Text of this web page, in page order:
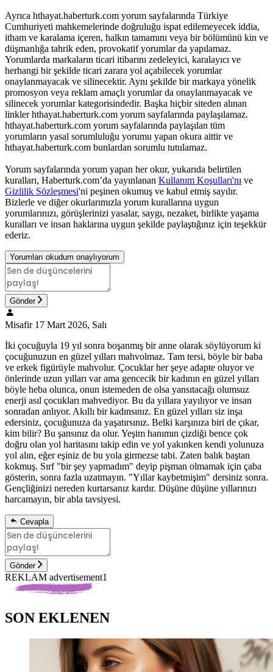
Ayrıca hthayat.haberturk.com yorum sayfalarında Türkiye
Cumhuriyeti mahkemelerinde doğruluğu ispat edilemeyecek iddia,
itham ve karalama içeren, halkın tamamını veya bir bölümünü kin ve
düşmanlığa tahrik eden, provokatif yorumlar da yapılamaz.
Yorumlarda markaların ticari itibarını zedeleyici, karalayıcı ve
herhangi bir şekilde ticari zarara yol açabilecek yorumlar
onaylanmayacak ve silinecektir. Aynı şekilde bir markaya yönelik
promosyon veya reklam amaçlı yorumlar da onaylanmayacak ve
silinecek yorumlar kategorisindedir. Başka hiçbir siteden alınan
linkler hthayat.haberturk.com yorum sayfalarında paylaşılamaz.
hthayat.haberturk.com yorum sayfalarında paylaşılan tüm
yorumların yasal sorumluluğu yorumu yapan okura aittir ve
hthayat.haberturk.com bunlardan sorumlu tutulamaz.
Yorum sayfalarında yorum yapan her okur, yukarıda belirtilen
kuralları, Haberturk.com’da yayınlanan Kullanım Koşulları'nı ve
Gizlilik Sözleşmesi'ni peşinen okumuş ve kabul etmiş sayılır.
Bizlerle ve diğer okurlarımızla yorum kurallarına uygun
yorumlarınızı, görüşlerinizi yasalar, saygı, nezaket, birlikte yaşama
kuralları ve insan haklarına uygun şekilde paylaştığınız için teşekkür
ederiz.
Yorumları okudum onaylıyorum
Gönder
Misafir 17 Mart 2026, Salı
İki çocuğuyla 19 yıl sonra boşanmış bir anne olarak söylüyorum ki
çocuğunuzun en güzel yılları mahvolmaz. Tam tersi, böyle bir baba
ve erkek figürüyle mahvolur. Çocuklar her şeye adapte oluyor ve
önlerinde uzun yılları var ama gencecik bir kadının en güzel yılları
böyle heba olunca, onun istemeden de olsa yansıtacağı olumsuz
enerji asıl çocukları mahvediyor. Bu da yıllara yayılıyor ve insan
sonradan anlıyor. Akıllı bir kadınsınız. En güzel yılları siz inşa
edersiniz, çocuğunuza da yaşatırsınız. Belki karşınıza biri de çıkar,
kim bilir? Bu şansınız da olur. Yeşim hanımın çizdiği bence çok
doğru olan yol haritasını takip edin ve yol yakınken kendi yolunuza
yol alın, eğer eşiniz de bu yola girmezse tabi. Zaten balık baştan
kokmuş. Sırf "bir şey yapmadım" deyip pişman olmamak için çaba
gösterin, sonra fazla uzatmayın. "Yıllar kaybetmişim" dersiniz sonra.
Gençliğinizi nereden kurtarsanız kardır. Düşüne düşüne yıllarınızı
harcamayın, bir abla tavsiyesi.
Cevapla
Gönder
REKLAM advertisement1
SON EKLENEN